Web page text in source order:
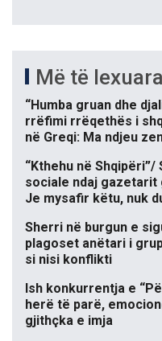
Më të
“Humba gruan dhe
rrëfimi rrëqethës i
në Greqi: Ma ndjeu
“Kthehu në
sociale ndaj
Je mysafir këtu, nuk
Sherri në burgun e
plagoset anëtari i
si nisi konflikti
Ish konkurrentja e
herë të parë,
gjithçka e imja